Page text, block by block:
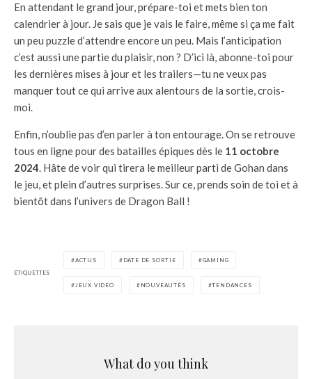
En attendant le grand jour, prépare-toi et mets bien ton
calendrier à jour. Je sais que je vais le faire, même si ça me fait
un peu puzzle d’attendre encore un peu. Mais l’anticipation
c’est aussi une partie du plaisir, non ? D’ici là, abonne-toi pour
les dernières mises à jour et les trailers—tu ne veux pas
manquer tout ce qui arrive aux alentours de la sortie, crois-
moi.
Enfin, n’oublie pas d’en parler à ton entourage. On se retrouve
tous en ligne pour des batailles épiques dès le 11 octobre
2024. Hâte de voir qui tirera le meilleur parti de Gohan dans
le jeu, et plein d’autres surprises. Sur ce, prends soin de toi et à
bientôt dans l’univers de Dragon Ball !
ÉTIQUETTES
ACTUS DATE DE SORTIE GAMING
JEUX VIDEO NOUVEAUTÉS TENDANCES
What do you think